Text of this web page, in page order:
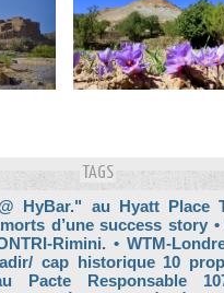
TAGS
HyBar." au Hyatt Place
d’une success story
Rimini. • WTM-
cap historique 10
Pacte Responsable